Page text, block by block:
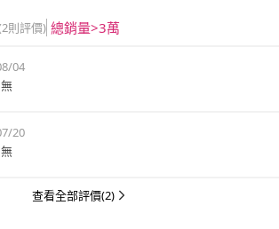
則評價) 總銷量>3萬
04
20
查看全部評價(2)